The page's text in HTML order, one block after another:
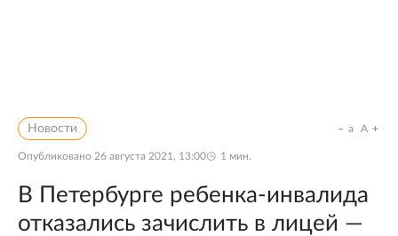
Новости
Опубликовано 26 августа 2021, 13:00 1 мин.
a A
В Петербурге ребенка-инвалида
отказались зачислить в лицей —